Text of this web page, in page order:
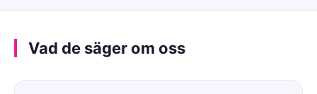
Vad de säger om oss